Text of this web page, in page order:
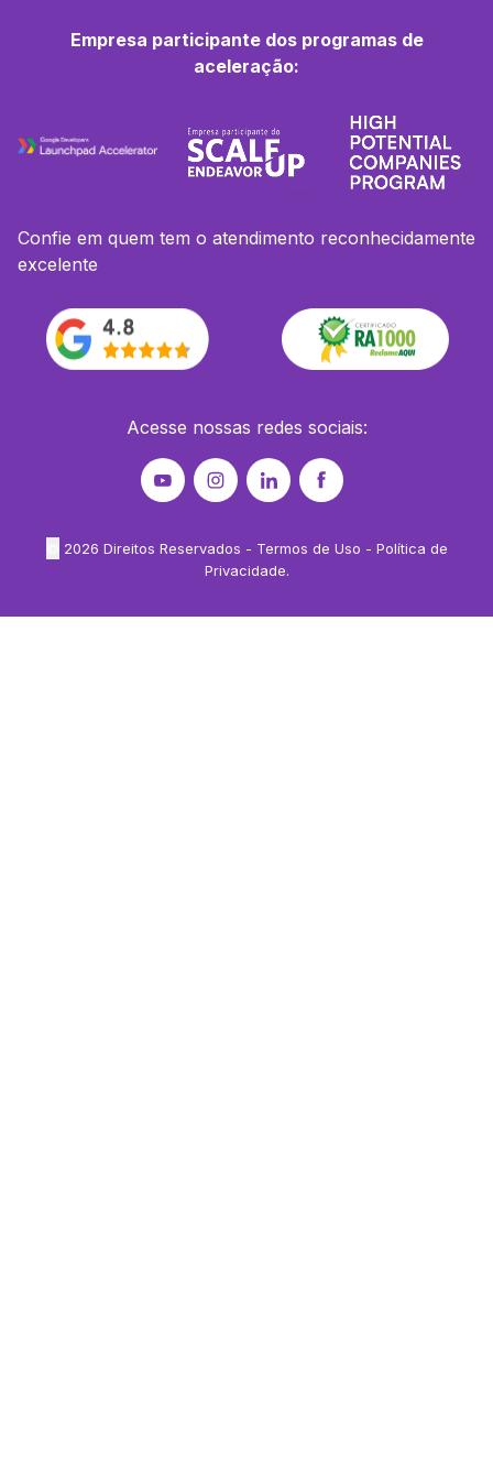
Empresa participante dos programas de
aceleração:
Confie em quem tem o atendimento reconhecidamente
excelente
Acesse nossas redes sociais:
2026 Direitos Reservados - Termos de Uso - Política de
Privacidade.